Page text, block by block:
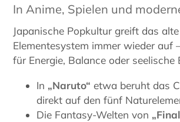
In Anime, Spielen und
Japanische Popkultur greift das alte
Elementesystem immer wieder auf
für Energie, Balance oder seelische
In „Naruto“ etwa beruht das
direkt auf den fünf
Die Fantasy-Welten von